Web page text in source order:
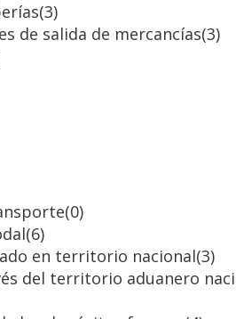
(3)
de salida de mercancías(3)
(0)
(6)
en territorio nacional(3)
del territorio aduanero